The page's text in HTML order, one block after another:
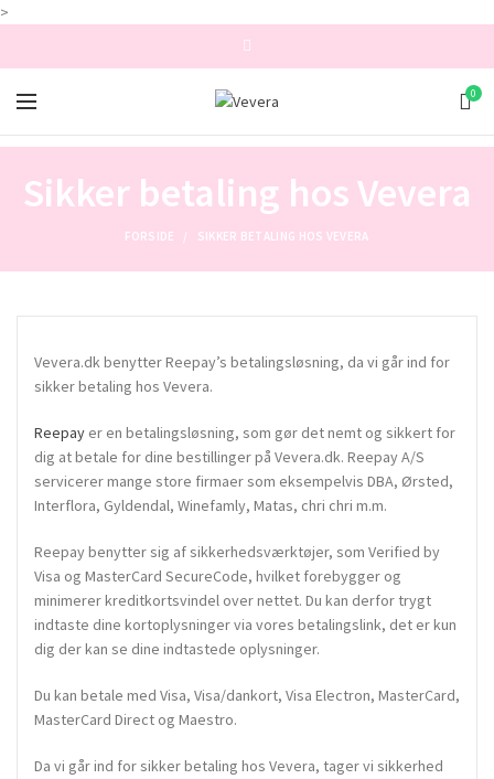
>
0
Sikker betaling hos Vevera
FORSIDE SIKKER BETALING HOS VEVERA
Vevera.dk benytter Reepay’s betalingsløsning, da vi går ind for
sikker betaling hos Vevera.
Reepay er en betalingsløsning, som gør det nemt og sikkert for
dig at betale for dine bestillinger på Vevera.dk. Reepay A/S
servicerer mange store firmaer som eksempelvis DBA, Ørsted,
Interflora, Gyldendal, Winefamly, Matas, chri chri m.m.
Reepay benytter sig af sikkerhedsværktøjer, som Verified by
Visa og MasterCard SecureCode, hvilket forebygger og
minimerer kreditkortsvindel over nettet. Du kan derfor trygt
indtaste dine kortoplysninger via vores betalingslink, det er kun
dig der kan se dine indtastede oplysninger.
Du kan betale med Visa, Visa/dankort, Visa Electron, MasterCard,
MasterCard Direct og Maestro.
Da vi går ind for sikker betaling hos Vevera, tager vi sikkerhed